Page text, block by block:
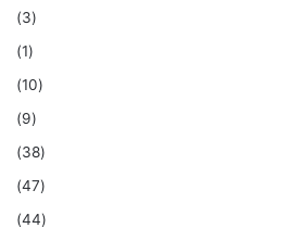
(3)
(1)
(10)
(9)
(38)
(47)
(44)